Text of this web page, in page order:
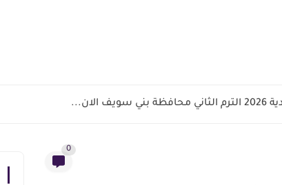
الان...
0